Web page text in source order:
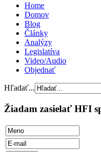
Home
Domov
Blog
Články
Analýzy
Legislatíva
Video/Audio
Objednať
Hľadať...
Žiadam zasielať HFI